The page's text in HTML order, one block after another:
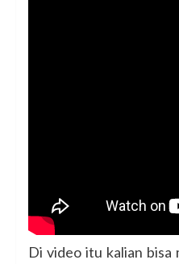
Di video itu kalian bisa